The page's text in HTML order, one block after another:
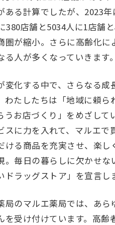
ある計算でしたが、2023
380店舗と5034人に1店舗
圏が縮小。さらに高齢化に
る人が多くなっていきます。
変化する中で、さらなる成
わたしたちは「地域に頼ら
うお店づくり」をめざして
スに力を入れて、マルエで
ける商品を充実させ、楽し
。毎日の暮らしに欠かせな
ドラッグストア」を宣言し
局のマルエ薬局では、あら
を受け付けています。高齢